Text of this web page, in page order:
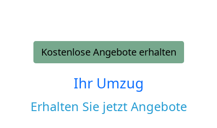
Kostenlose Angebote erhalten
Ihr Umzug
Erhalten Sie jetzt Angebote